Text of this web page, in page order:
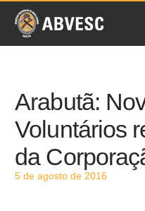
Arabutã:
Voluntários
da
5 de agosto de 2016